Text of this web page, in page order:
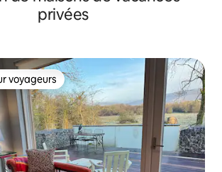
privées
les plus appréciés
voyageurs